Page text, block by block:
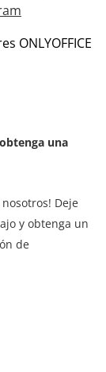
ONLYOFFICE
una
Deje
y obtenga un
de